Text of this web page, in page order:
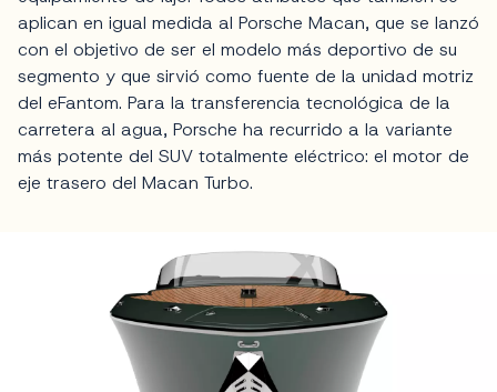
aplican en igual medida al Porsche Macan, que se lanzó
con el objetivo de ser el modelo más deportivo de su
segmento y que sirvió como fuente de la unidad motriz
del eFantom. Para la transferencia tecnológica de la
carretera al agua, Porsche ha recurrido a la variante
más potente del SUV totalmente eléctrico: el motor de
eje trasero del Macan Turbo.